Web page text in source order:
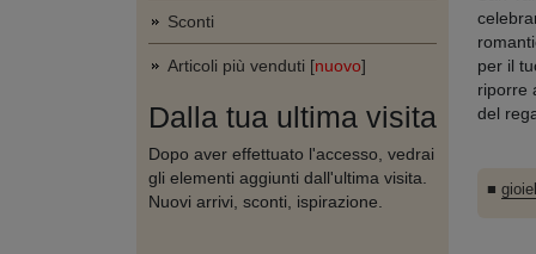
Sconti
Articoli più venduti [nuovo]
Dalla tua ultima visita
Dopo aver effettuato l'accesso, vedrai
gli elementi aggiunti dall'ultima visita.
Nuovi arrivi, sconti, ispirazione.
per il
riporre
del
■